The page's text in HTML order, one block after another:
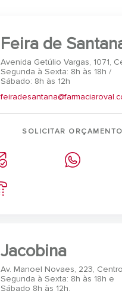
Feira de
Avenida Getúlio Vargas, 1071,
Segunda à Sexta: 8h às 18h /
Sábado: 8h às 12h
SOLICITAR ORÇAMENTO
Jacobina
Av. Manoel Novaes, 223, Centro
Segunda à Sexta: 8h às 18h e
Sábado 8h às 12h.